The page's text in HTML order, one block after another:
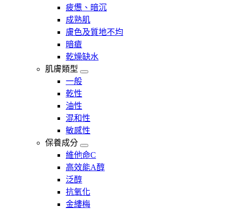
疲憊、暗沉
成熟肌
膚色及質地不均
暗瘡​
乾燥缺水
肌膚類型
一般
乾性
油性
混和性
敏感性
保養成分
維他命C
高效能A醇
泛醇
抗氧化
金縷梅